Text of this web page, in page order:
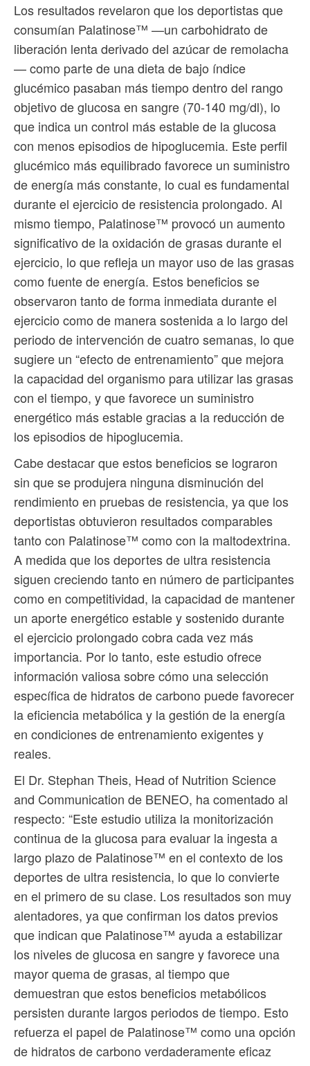
Los resultados revelaron que los deportistas que
consumían Palatinose™ —un carbohidrato de
liberación lenta derivado del azúcar de remolacha
— como parte de una dieta de bajo índice
glucémico pasaban más tiempo dentro del rango
objetivo de glucosa en sangre (70-140 mg/dl), lo
que indica un control más estable de la glucosa
con menos episodios de hipoglucemia. Este perfil
glucémico más equilibrado favorece un suministro
de energía más constante, lo cual es fundamental
durante el ejercicio de resistencia prolongado. Al
mismo tiempo, Palatinose™ provocó un aumento
significativo de la oxidación de grasas durante el
ejercicio, lo que refleja un mayor uso de las grasas
como fuente de energía. Estos beneficios se
observaron tanto de forma inmediata durante el
ejercicio como de manera sostenida a lo largo del
periodo de intervención de cuatro semanas, lo que
sugiere un “efecto de entrenamiento” que mejora
la capacidad del organismo para utilizar las grasas
con el tiempo, y que favorece un suministro
energético más estable gracias a la reducción de
los episodios de hipoglucemia.
Cabe destacar que estos beneficios se lograron
sin que se produjera ninguna disminución del
rendimiento en pruebas de resistencia, ya que los
deportistas obtuvieron resultados comparables
tanto con Palatinose™ como con la maltodextrina.
A medida que los deportes de ultra resistencia
siguen creciendo tanto en número de participantes
como en competitividad, la capacidad de mantener
un aporte energético estable y sostenido durante
el ejercicio prolongado cobra cada vez más
importancia. Por lo tanto, este estudio ofrece
información valiosa sobre cómo una selección
específica de hidratos de carbono puede favorecer
la eficiencia metabólica y la gestión de la energía
en condiciones de entrenamiento exigentes y
reales.
El Dr. Stephan Theis, Head of Nutrition Science
and Communication de BENEO, ha comentado al
respecto: “Este estudio utiliza la monitorización
continua de la glucosa para evaluar la ingesta a
largo plazo de Palatinose™ en el contexto de los
deportes de ultra resistencia, lo que lo convierte
en el primero de su clase. Los resultados son muy
alentadores, ya que confirman los datos previos
que indican que Palatinose™ ayuda a estabilizar
los niveles de glucosa en sangre y favorece una
mayor quema de grasas, al tiempo que
demuestran que estos beneficios metabólicos
persisten durante largos periodos de tiempo. Esto
refuerza el papel de Palatinose™ como una opción
de hidratos de carbono verdaderamente eficaz